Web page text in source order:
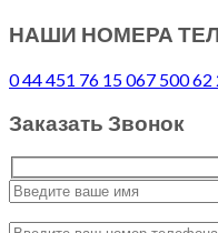
НАШИ НОМЕРА
0 44 451 76 15067 500 62
Заказать Звонок